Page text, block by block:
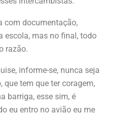
com documentação,
escola, mas no final, todo
razão.
informe-se, nunca seja
que tem que ter coragem,
barriga, esse sim, é
eu entro no avião eu me